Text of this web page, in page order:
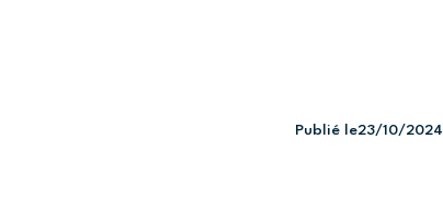
Publié le23/10/2024